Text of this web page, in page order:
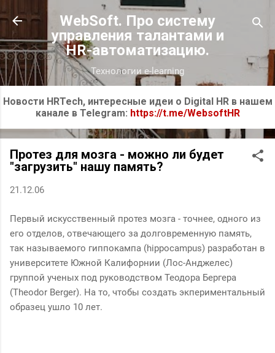
К основному контенту
WebSoft. Про систему
управления талантами и
HR-автоматизацию.
Технологии e-learning
Новости HRTech, интересные идеи о Digital HR в нашем
канале в Telegram: https://t.me/WebsoftHR
Протез для мозга - можно ли будет
"загрузить" нашу память?
21.12.06
Первый искусственный протез мозга - точнее, одного из
его отделов, отвечающего за долговременную память,
так называемого гиппокампа (hippocampus) разработан в
университете Южной Калифорнии (Лос-Анджелес)
группой ученых под руководством Теодора Бергера
(Theodor Berger). На то, чтобы создать экпериментальный
образец ушло 10 лет.